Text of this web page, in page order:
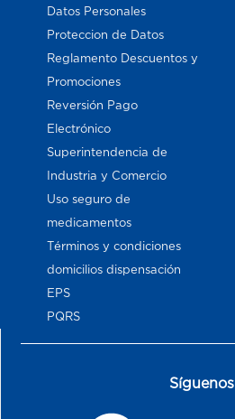
Datos Personales
Proteccion de Datos
Reglamento Descuentos y
Promociones
Reversión Pago
Electrónico
Superintendencia de
Industria y Comercio
Uso seguro de
medicamentos
Términos y condiciones
domicilios dispensación
EPS
PQRS
Síguenos